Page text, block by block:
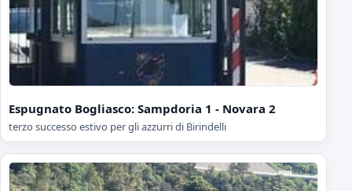
Espugnato Bogliasco: Sampdoria 1 - Novara 2
terzo successo estivo per gli azzurri di Birindelli